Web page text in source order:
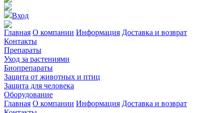
Вход
Главная О компании Информация Доставка и возврат
Контакты
Препараты
Уход за растениями
Биопрепараты
Защита от животных и птиц
Защита для человека
Оборудование
Главная О компании Информация Доставка и возврат